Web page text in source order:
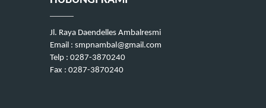
Jl. Raya Daendelles Ambalresmi
Email : smpnambal@gmail.com
Telp : 0287-3870240
Fax : 0287-3870240